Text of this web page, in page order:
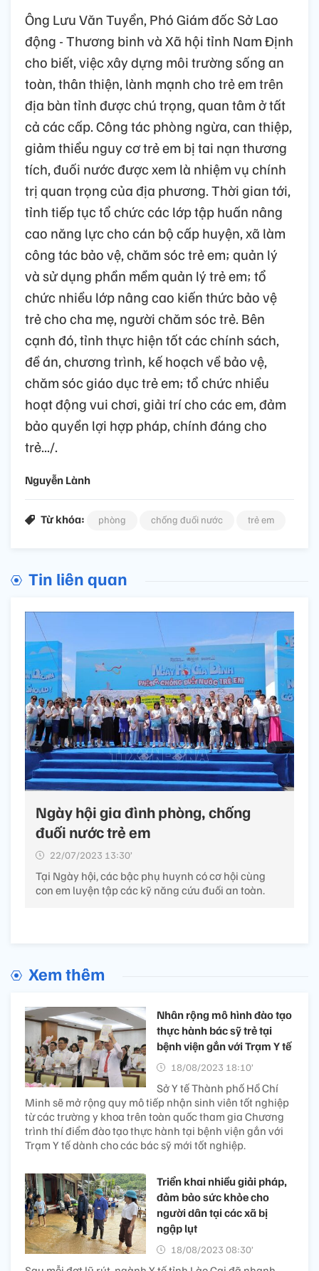
Ông Lưu Văn Tuyển, Phó Giám đốc Sở Lao
động - Thương binh và Xã hội tỉnh Nam Định
cho biết, việc xây dựng môi trường sống an
toàn, thân thiện, lành mạnh cho trẻ em trên
địa bàn tỉnh được chú trọng, quan tâm ở tất
cả các cấp. Công tác phòng ngừa, can thiệp,
giảm thiểu nguy cơ trẻ em bị tai nạn thương
tích, đuối nước được xem là nhiệm vụ chính
trị quan trọng của địa phương. Thời gian tới,
tỉnh tiếp tục tổ chức các lớp tập huấn nâng
cao năng lực cho cán bộ cấp huyện, xã làm
công tác bảo vệ, chăm sóc trẻ em; quản lý
và sử dụng phần mềm quản lý trẻ em; tổ
chức nhiều lớp nâng cao kiến thức bảo vệ
trẻ cho cha mẹ, người chăm sóc trẻ. Bên
cạnh đó, tỉnh thực hiện tốt các chính sách,
đề án, chương trình, kế hoạch về bảo vệ,
chăm sóc giáo dục trẻ em; tổ chức nhiều
hoạt động vui chơi, giải trí cho các em, đảm
bảo quyền lợi hợp pháp, chính đáng cho
trẻ.../.
Nguyễn Lành
Từ khóa: phòng chống đuối nước trẻ em
Tin liên quan
Ngày hội gia đình phòng, chống
đuối nước trẻ em
22/07/2023 13:30’
Tại Ngày hội, các bậc phụ huynh có cơ hội cùng
con em luyện tập các kỹ năng cứu đuối an toàn.
Xem thêm
Nhân rộng mô hình đào tạo
thực hành bác sỹ trẻ tại
bệnh viện gắn với Trạm Y tế
18/08/2023 18:10’
Sở Y tế Thành phố Hồ Chí
Minh sẽ mở rộng quy mô tiếp nhận sinh viên tốt nghiệp
từ các trường y khoa trên toàn quốc tham gia Chương
trình thí điểm đào tạo thực hành tại bệnh viện gắn với
Trạm Y tế dành cho các bác sỹ mới tốt nghiệp.
Triển khai nhiều giải pháp,
đảm bảo sức khỏe cho
người dân tại các xã bị
ngập lụt
18/08/2023 08:30’